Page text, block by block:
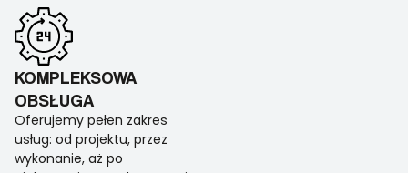
KOMPLEKSOWA
OBSŁUGA
Oferujemy pełen zakres
usług: od projektu, przez
wykonanie, aż po